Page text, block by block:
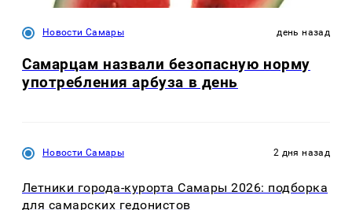
Новости Самары день назад
Самарцам назвали безопасную норму
употребления арбуза в день
Новости Самары 2 дня назад
Летники города-курорта Самары 2026: подборка
для самарских гедонистов